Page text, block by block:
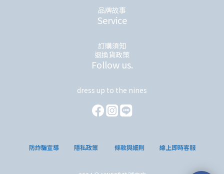
品牌故事
Service
訂購須知
退換貨政策
Follow us.
dress up to the nines
防詐騙宣導 隱私政策 條款與細則 線上即時客服